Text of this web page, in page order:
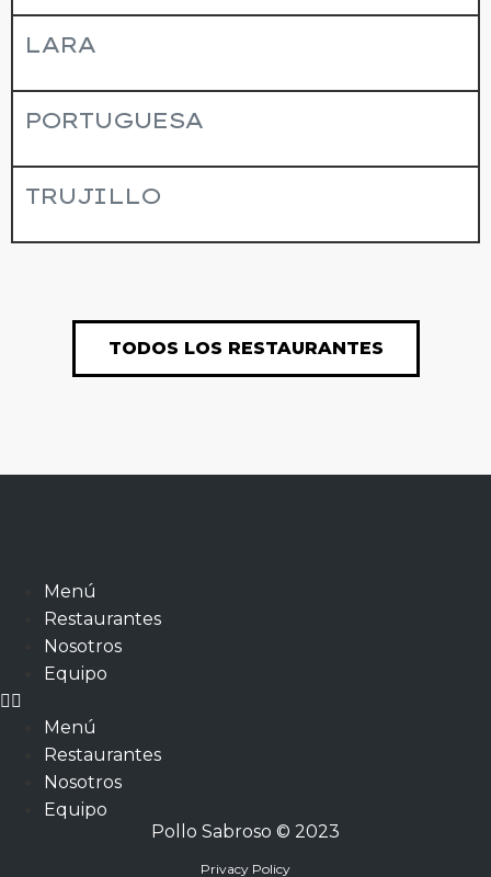
LARA
PORTUGUESA
TRUJILLO
TODOS LOS RESTAURANTES
Menú
Restaurantes
Nosotros
Equipo
Menú
Restaurantes
Nosotros
Equipo
Pollo Sabroso © 2023
Privacy Policy